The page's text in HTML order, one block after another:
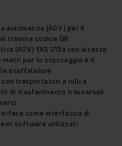
automatica (AGV) per il
tramite codice QR
(AGV) EKS 215a con altezze
metri per lo stoccaggio e il
scaffalature
trasportatori a rulli a
di trasferimento trasversali
come interfaccia di
software utilizzati